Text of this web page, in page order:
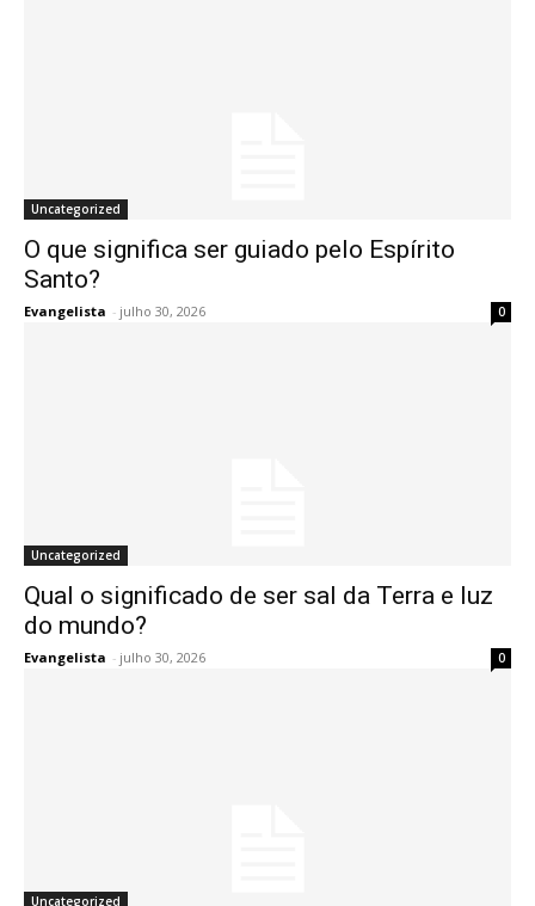
Uncategorized
O que significa ser guiado pelo Espírito
Santo?
Evangelista - julho 30, 2026 0
Uncategorized
Qual o significado de ser sal da Terra e luz
do mundo?
Evangelista - julho 30, 2026 0
Uncategorized